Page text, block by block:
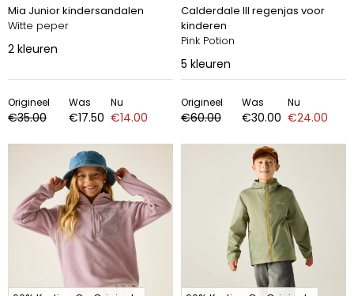
Mia Junior kindersandalen
Witte peper
2 kleuren
Origineel
€35.00
Was
€17.50
Nu
€14.00
Calderdale III regenjas voor
kinderen
Pink Potion
5 kleuren
Origineel
€60.00
Was
€30.00
Nu
€24.00